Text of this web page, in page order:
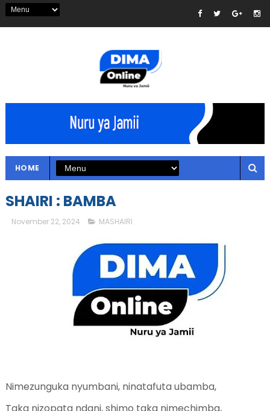
HOME
SHAIRI : BAMBA
November 22, 2024 MASHAIRI
Nimezunguka nyumbani, ninatafuta ubamba,